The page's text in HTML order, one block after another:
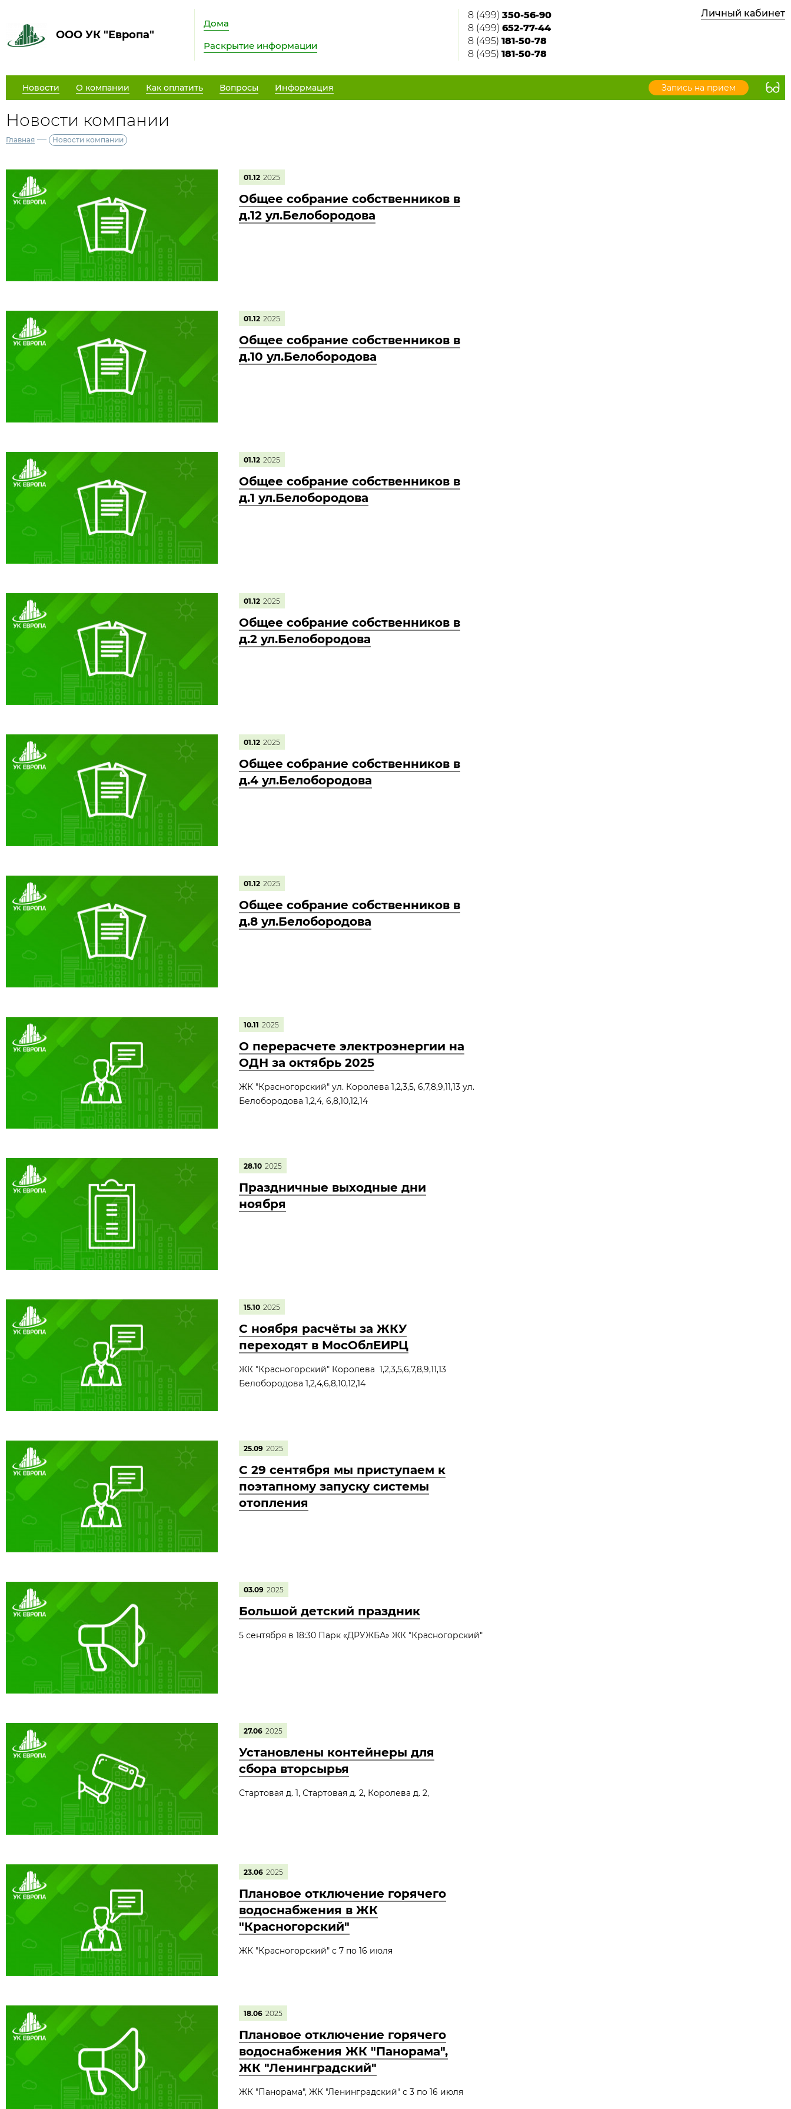
ООО УК "Европа"
Дома
Раскрытие информации
8 (499) 350-56-90
8 (499) 652-77-44
8 (495) 181-50-78
8 (495) 181-50-78
Личный кабинет
Новости О компании Как оплатить Вопросы Информация Запись на прием
Новости компании
Главная — Новости компании
01.12 2025
Общее собрание собственников в
д.12 ул.Белобородова
01.12 2025
Общее собрание собственников в
д.10 ул.Белобородова
01.12 2025
Общее собрание собственников в
д.1 ул.Белобородова
01.12 2025
Общее собрание собственников в
д.2 ул.Белобородова
01.12 2025
Общее собрание собственников в
д.4 ул.Белобородова
01.12 2025
Общее собрание собственников в
д.8 ул.Белобородова
10.11 2025
О перерасчете электроэнергии на
ОДН за октябрь 2025
ЖК "Красногорский" ул. Королева 1,2,3,5, 6,7,8,9,11,13 ул.
Белобородова 1,2,4, 6,8,10,12,14
28.10 2025
Праздничные выходные дни
ноября
15.10 2025
С ноября расчёты за ЖКУ
переходят в МосОблЕИРЦ
ЖК "Красногорский" Королева 1,2,3,5,6,7,8,9,11,13
Белобородова 1,2,4,6,8,10,12,14
25.09 2025
С 29 сентября мы приступаем к
поэтапному запуску системы
отопления
03.09 2025
Большой детский праздник
5 сентября в 18:30 Парк «ДРУЖБА» ЖК "Красногорский"
27.06 2025
Установлены контейнеры для
сбора вторсырья
Стартовая д. 1, Стартовая д. 2, Королева д. 2,
23.06 2025
Плановое отключение горячего
водоснабжения в ЖК
"Красногорский"
ЖК "Красногорский" с 7 по 16 июля
18.06 2025
Плановое отключение горячего
водоснабжения ЖК "Панорама",
ЖК "Ленинградский"
ЖК "Панорама", ЖК "Ленинградский" с 3 по 16 июля